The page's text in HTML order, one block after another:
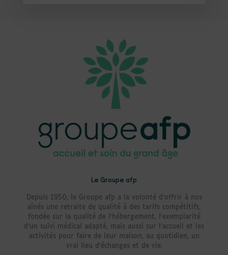
Le Groupe afp
Depuis 1950, le Groupe afp a la volonté d’offrir à nos
aînés une retraite de qualité à des tarifs compétitifs,
fondée sur la qualité de l’hébergement, l’exemplarité
d’un suivi médical adapté, mais aussi sur l’accueil et les
activités pour faire de leur maison, au quotidien, un
vrai lieu d’échanges et de vie.